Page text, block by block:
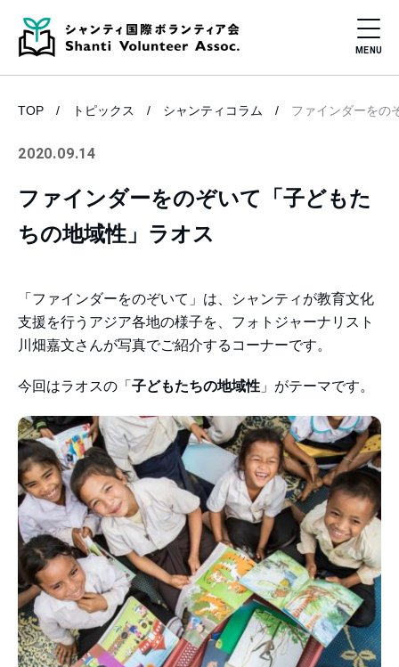
TOP トピックス シャンティコラム ファインダーをの
2020.09.14
ファインダーをのぞいて「子どもた
ちの地域性」ラオス
「ファインダーをのぞいて」は、シャンティが教育文化
支援を行うアジア各地の様子を、フォトジャーナリスト
川畑嘉文さんが写真でご紹介するコーナーです。
今回はラオスの「 子どもたちの地域性 」がテーマです。